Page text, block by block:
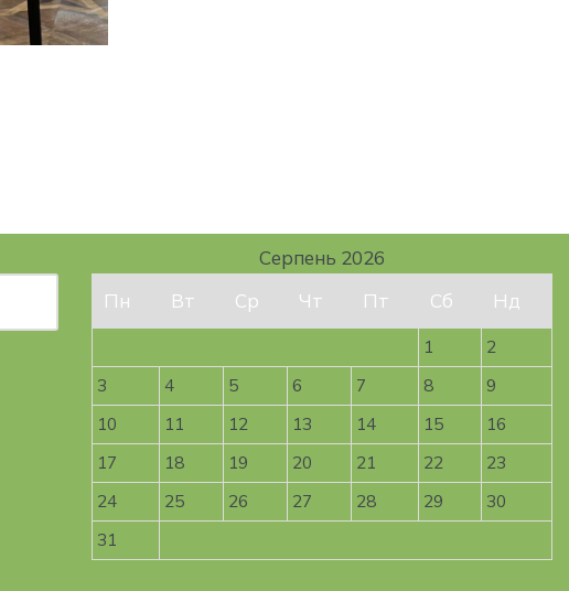
Серпень 2026
Пн
Вт Ср Чт Пт Сб Нд
1
2
3
4 5 6 7 8
9
10
11 12 13 14 15
16
17
18 19 20 21 22
23
24
25 26 27 28 29
30
31